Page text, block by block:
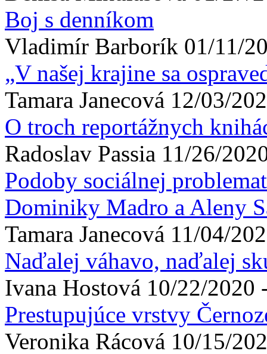
Boj s denníkom
Vladimír Barborík 01/11/
„V našej krajine sa
Tamara Janecová 12/03/
O troch reportážnych
Radoslav Passia 11/26/
Podoby sociálnej
Dominiky Madro a Aleny
Tamara Janecová 11/04/
Naďalej váhavo, naďalej
Ivana Hostová 10/22/2020
Prestupujúce vrstvy
Veronika Rácová 10/15/